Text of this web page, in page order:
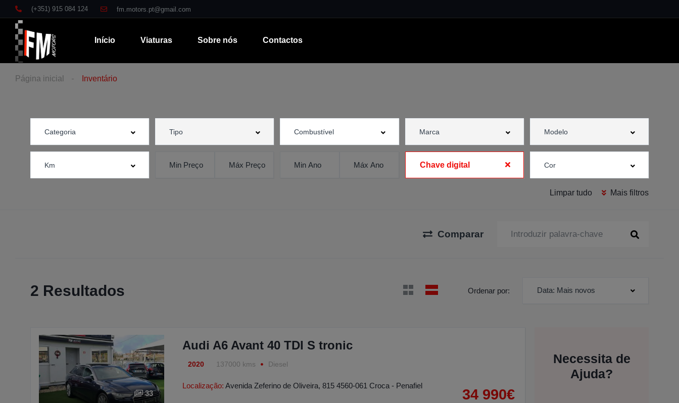
(+351) 915 084 124 fm.motors.pt@gmail.com
Início Viaturas Sobre nós Contactos
Página inicial Inventário
Chave digital
Limpar tudo Mais filtros
Comparar
2 Resultados Ordenar por: Data: Mais novos
33
Audi A6 Avant 40 TDI S tronic
2020 137000 kms Diesel
Localização: Avenida Zeferino de Oliveira, 815 4560-061 Croca - Penafiel
34 990€
Necessita de
Ajuda?